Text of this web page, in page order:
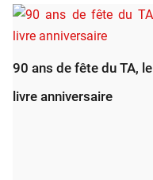
90 ans de fête du TA, le
livre anniversaire